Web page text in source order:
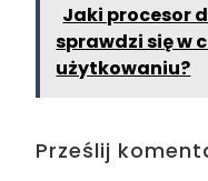
Jaki procesor
sprawdzi się w
użytkowaniu?
Prześlij